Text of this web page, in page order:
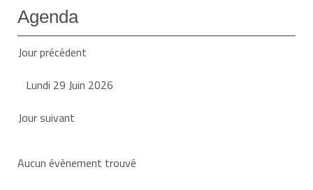
Agenda
Jour précédent
Lundi 29 Juin 2026
Jour suivant
Aucun évènement trouvé